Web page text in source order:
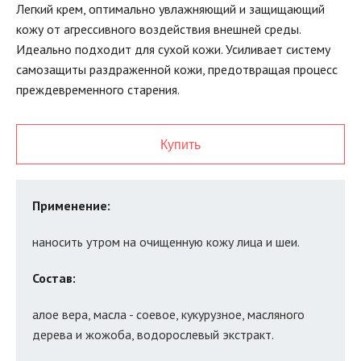
Легкий крем, оптимально увлажняющий и защищающий
кожу от агрессивного воздействия внешней среды.
Идеально подходит для сухой кожи. Усиливает систему
самозащиты раздраженной кожи, предотвращая процесс
преждевременного старения.
Купить
Применение:
наносить утром на очищенную кожу лица и шеи.
Состав:
алое вера, масла - соевое, кукурузное, масляного
дерева и жожоба, водорослевый экстракт.